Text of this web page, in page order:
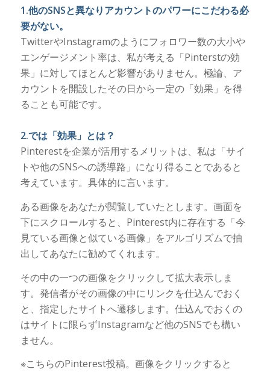
1.他のSNSと異なりアカウントのパワーにこだわる必
要がない。
TwitterやInstagramのようにフォロワー数の大小や
エンゲージメント率は、私が考える「Pinterstの効
果」に対してほとんど影響がありません。極論、ア
カウントを開設したその日から一定の「効果」を得
ることも可能です。
2.では「効果」とは？
Pinterestを企業が活用するメリットは、私は「サイ
トや他のSNSへの誘導路」になり得ることであると
考えています。具体的に言います。
ある画像をあなたが閲覧していたとします。画面を
下にスクロールすると、Pinterest内に存在する「今
見ている画像と似ている画像」をアルゴリズムで抽
出してあなたに勧めてくれます。
その中の一つの画像をクリックして拡大表示しま
す。発信者がその画像の中にリンクを仕込んでおく
と、指定したサイトへ遷移します。仕込んでおくの
はサイトに限らずInstagramなど他のSNSでも構い
ません。
※こちらのPinterest投稿。画像をクリックすると